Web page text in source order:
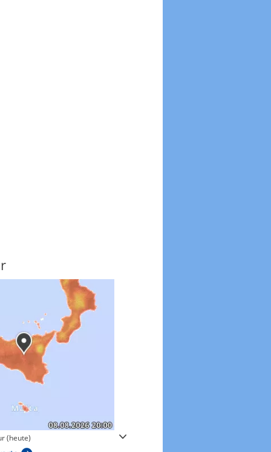
(heute) Windgeschwindigkeiten in 3h